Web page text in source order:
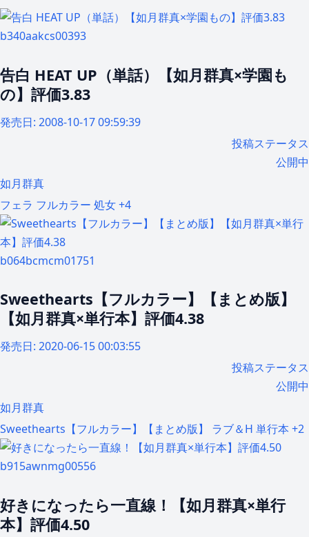
b340aakcs00393
告白 HEAT UP（単話）【如月群真×学園も
の】評価3.83
発売日: 2008-10-17 09:59:39
投稿ステータス
公開中
如月群真
フェラ フルカラー 処女+4
b064bcmcm01751
Sweethearts【フルカラー】【まとめ版】
【如月群真×単行本】評価4.38
発売日: 2020-06-15 00:03:55
投稿ステータス
公開中
如月群真
Sweethearts【フルカラー】【まとめ版】 ラブ＆H 単行本 +2
b915awnmg00556
好きになったら一直線！【如月群真×単行
本】評価4.50